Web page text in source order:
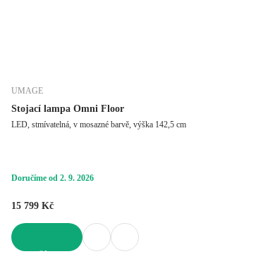
UMAGE
Stojací lampa Omni Floor
LED, stmívatelná, v mosazné barvě, výška 142,5 cm
Doručíme od 2. 9. 2026
15 799 Kč